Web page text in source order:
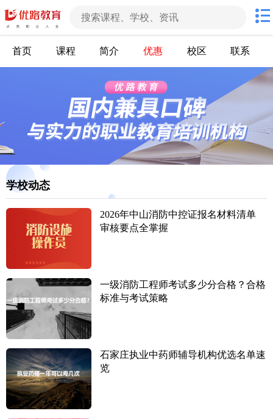
首页 课程 简介 优惠 校区 联系
学校动态
2026年中山消防中控证报名材料清单
审核要点全掌握
一级消防工程师考试多少分合格？合格
标准与考试策略
石家庄执业中药师辅导机构优选名单速
览